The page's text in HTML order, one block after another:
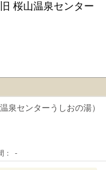
桜山温泉センター
泉センターうしおの湯）
： -